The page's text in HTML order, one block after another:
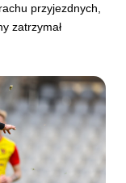
przyjezdnych,
zatrzymał